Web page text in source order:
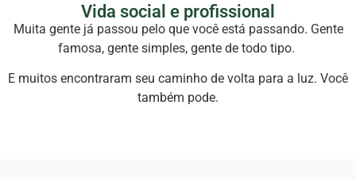
Vida social e profissional
Muita gente já passou pelo que você está passando. Gente
famosa, gente simples, gente de todo tipo.
E muitos encontraram seu caminho de volta para a luz. Você
também pode.